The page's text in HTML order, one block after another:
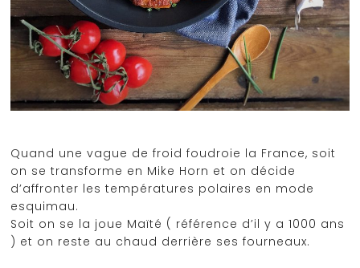
Quand une vague de froid foudroie la France, soit
on se transforme en Mike Horn et on décide
d’affronter les températures polaires en mode
esquimau.
Soit on se la joue Maïté ( référence d’il y a 1000 ans
) et on reste au chaud derrière ses fourneaux.